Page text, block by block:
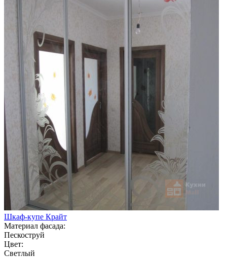
Шкаф-купе Крайт
Материал фасада:
Пескоструй
Цвет:
Светлый